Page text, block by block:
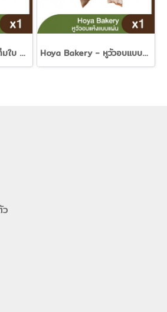
Hoya Bakery - หูวัวเต็มใบ 1ชิ้น Hoya Bakery - หูวัวอบแบบแผ่น 50g.